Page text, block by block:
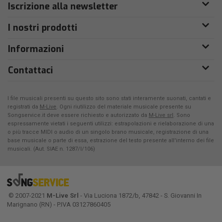
Iscrizione alla newsletter
I nostri prodotti
Informazioni
Contattaci
I file musicali presenti su questo sito sono stati interamente suonati, cantati e
registrati da M-Live. Ogni riutilizzo del materiale musicale presente su
Songservice.it deve essere richiesto e autorizzato da M-Live srl . Sono
espressamente vietati i seguenti utilizzi: estrapolazioni e rielaborazione di una
o più tracce MIDI o audio di un singolo brano musicale, registrazione di una
base musicale o parte di essa, estrazione del testo presente all'interno dei file
musicali. (Aut. SIAE n. 1287/I/106)
© 2007-2021 M-Live Srl - Via Luciona 1872/b, 47842 - S. Giovanni In
Marignano (RN) - P.IVA 03127860405